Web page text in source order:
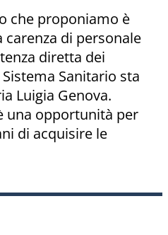
che proponiamo è
di personale
diretta dei
Sanitario sta
Luigia Genova.
una opportunità per
di acquisire le